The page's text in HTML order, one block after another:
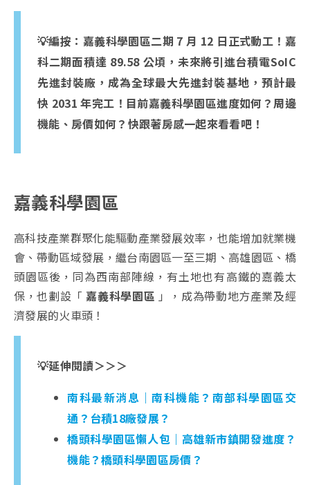
💡編按：嘉義科學園區二期 7 月 12 日正式動工！嘉
科二期面積達 89.58 公頃，未來將引進台積電SoIC
先進封裝廠，成為全球最大先進封裝基地，預計最
快 2031 年完工！ 目前嘉義科學園區進度如何？周邊
機能、房價如何？快跟著房感一起來看看吧！
嘉義科學園區
高科技產業群聚化能驅動產業發展效率，也能增加就業機
會、帶動區域發展，繼台南園區一至三期、高雄園區、橋
頭園區後，同為西南部陣線，有土地也有高鐵的嘉義太
保，也劃設「 嘉義科學園區 」，成為帶動地方產業及經
濟發展的火車頭！
💡延伸閱讀＞＞＞
南科最新消息｜南科機能？南部科學園區交
通？台積18廠發展？
橋頭科學園區懶人包｜高雄新市鎮開發進度？
機能？橋頭科學園區房價？